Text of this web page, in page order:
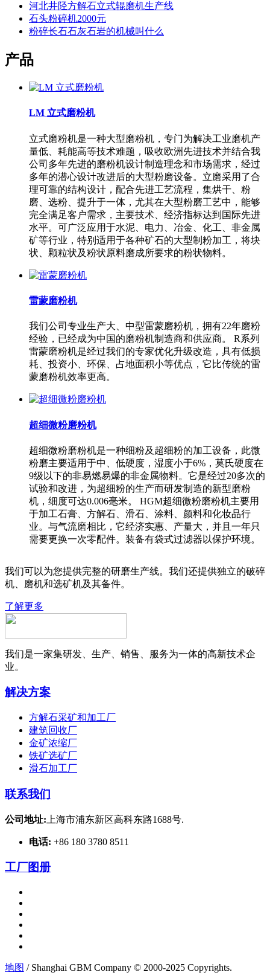
河北井陉方解石立式辊磨机生产线
石头粉碎机2000元
粉碎长石石灰石岩的机械叫什么
产品
LM 立式磨粉机
立式磨粉机是一种大型磨粉机，专门为解决工业磨机产
量低、耗能高等技术难题，吸收欧洲先进技术并结合我
公司多年先进的磨粉机设计制造理念和市场需求，经过
多年的潜心设计改进后的大型粉磨设备。立磨采用了合
理可靠的结构设计，配合先进工艺流程，集烘干、粉
磨、选粉、提升于一体，尤其在大型粉磨工艺中，能够
完全满足客户需求，主要技术、经济指标达到国际先进
水平。可广泛应用于水泥、电力、冶金、化工、非金属
矿等行业，特别适用于各种矿石的大型制粉加工，将块
状、颗粒状及粉状原料磨成所要求的粉状物料。
雷蒙磨粉机
我们公司专业生产大、中型雷蒙磨粉机，拥有22年磨粉
经验，已经成为中国的磨粉机制造商和供应商。 R系列
雷蒙磨粉机是经过我们的专家优化升级改造，具有低损
耗、投资小、环保、占地面积小等优点，它比传统的雷
蒙磨粉机效率更高。
超细微粉磨粉机
超细微粉磨粉机是一种细粉及超细粉的加工设备，此微
粉磨主要适用于中、低硬度，湿度小于6%，莫氏硬度在
9级以下的非易燃易爆的非金属物料。它是经过20多次的
试验和改进，为超细粉的生产而研发制造的新型磨粉
机，细度可达0.006毫米。 HGM超细微粉磨粉机主要用
于加工石膏、方解石、滑石、涂料、颜料和化妆品行
业。与气流磨相比，它经济实惠、产量大，并且一年只
需要更换一次零配件。装备有袋式过滤器以保护环境。
我们可以为您提供完整的研磨生产线。我们还提供独立的破碎
机、磨机和选矿机及其备件。
了解更多
我们是一家集研发、生产、销售、服务为一体的高新技术企
业。
解决方案
方解石采矿和加工厂
建筑回收厂
金矿浓缩厂
铁矿选矿厂
滑石加工厂
联系我们
公司地址: 上海市浦东新区高科东路1688号.
电话: +86 180 3780 8511
工厂图册
地图 / Shanghai GBM Company © 2000-2025 Copyrights.